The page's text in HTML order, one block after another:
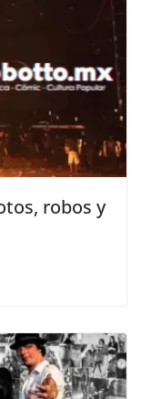
robos y